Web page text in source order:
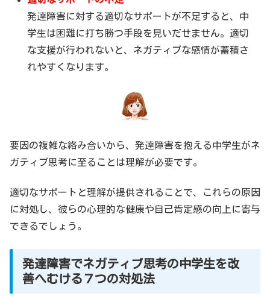
発達障害に対する適切なサポートが不足すると、中
学生は困難に打ち勝つ手段を見いだせません。適切
な支援が行われないと、ネガティブな感情が蓄積さ
れやすくなります。
要因の複雑な絡み合いから、発達障害を抱える中学生がネ
ガティブ思考に至ることは理解が必要です。
適切なサポートと理解が提供されることで、これらの原因
に対処し、彼らの心理的な健康や自己肯定感の向上に寄与
できるでしょう。
発達障害でネガティブ思考の中学生を改
善へむける７つの対処法